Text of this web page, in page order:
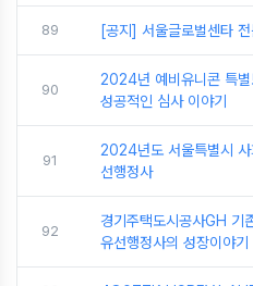
89 [공지] 서울글로벌센타
90
2024년 예비유니콘 특별
성공적인 심사 이야기
91
2024년도 서울특별시 사
선행정사
92
경기주택도시공사GH 기
유선행정사의 성장이야기